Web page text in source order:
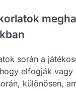
során a
elfogják vagy
különösen,